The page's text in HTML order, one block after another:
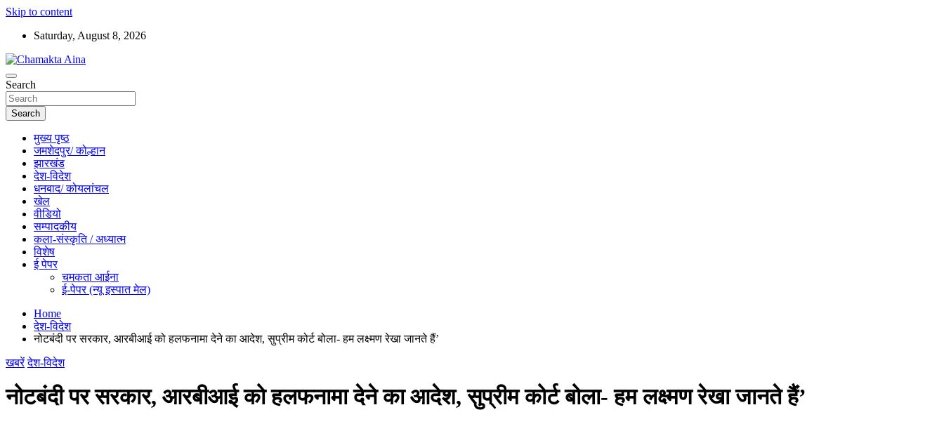
Skip to content
Saturday, August 8, 2026
Chamakta Aina
Hindi News Paper – Jharkhand
Search
Search
मुख्य पृष्ठ
जमशेदपुर/ कोल्हान
झारखंड
देश-विदेश
धनबाद/ कोयलांचल
खेल
वीडियो
सम्पादकीय
कला-संस्कृति / अध्यात्म
विशेष
ई पेपर
चमकता आईना
ई-पेपर (न्यू इस्पात मेल)
Home
देश-विदेश
नोटबंदी पर सरकार, आरबीआई को हलफनामा देने का आदेश, सुप्रीम कोर्ट बोला- हम लक्ष्मण रेखा जानते हैं’
खबरें देश-विदेश
नोटबंदी पर सरकार, आरबीआई को हलफनामा देने का आदेश, सुप्रीम कोर्ट बोला- हम लक्ष्मण रेखा जानते हैं’